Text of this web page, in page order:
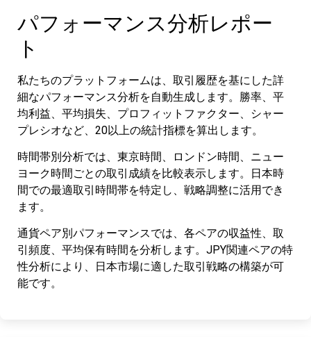
パフォーマンス分析レポー
ト
私たちのプラットフォームは、取引履歴を基にした詳
細なパフォーマンス分析を自動生成します。勝率、平
均利益、平均損失、プロフィットファクター、シャー
プレシオなど、20以上の統計指標を算出します。
時間帯別分析では、東京時間、ロンドン時間、ニュー
ヨーク時間ごとの取引成績を比較表示します。日本時
間での最適取引時間帯を特定し、戦略調整に活用でき
ます。
通貨ペア別パフォーマンスでは、各ペアの収益性、取
引頻度、平均保有時間を分析します。JPY関連ペアの特
性分析により、日本市場に適した取引戦略の構築が可
能です。